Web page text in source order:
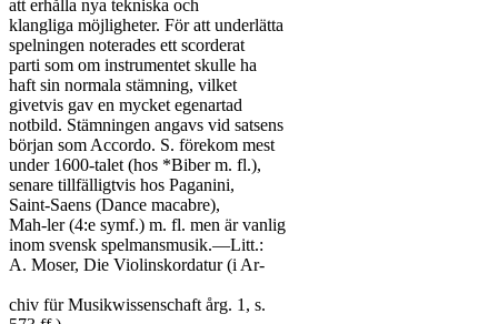
att erhålla nya tekniska och
klangliga möjligheter. För att underlätta
spelningen noterades ett scorderat
parti som om instrumentet skulle ha
haft sin normala stämning, vilket
givetvis gav en mycket egenartad
notbild. Stämningen angavs vid satsens
början som Accordo. S. förekom mest
under 1600-talet (hos *Biber m. fl.),
senare tillfälligtvis hos Paganini,
Saint-Saens (Dance macabre),
Mah-ler (4:e symf.) m. fl. men är vanlig
inom svensk spelmansmusik.—Litt.:
A. Moser, Die Violinskordatur (i Ar-
chiv für Musikwissenschaft årg. 1, s.